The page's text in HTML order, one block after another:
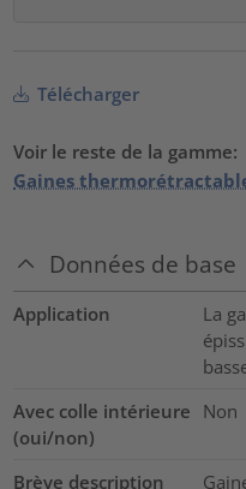
Télécharger
Voir le reste de la gamme:
Gaines
Données de base
Application
La
Avec colle intérieure
(oui/non)
Non
Brève description